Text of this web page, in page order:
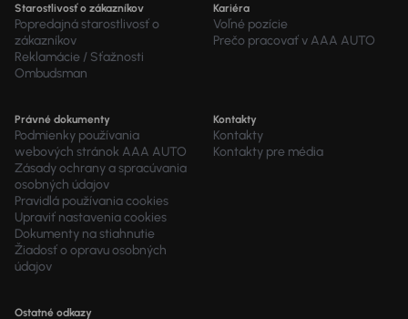
Starostlivosť o zákazníkov
Popredajná starostlivosť o
zákazníkov
Reklamácie / Sťažnosti
Ombudsman
Kariéra
Voľné pozície
Prečo pracovať v AAA AUTO
Právné dokumenty
Podmienky používania
webových stránok AAA AUTO
Zásady ochrany a spracúvania
osobných údajov
Pravidlá používania cookies
Upraviť nastavenia cookies
Dokumenty na stiahnutie
Žiadosť o opravu osobných
údajov
Kontakty
Kontakty
Kontakty pre média
Ostatné odkazy